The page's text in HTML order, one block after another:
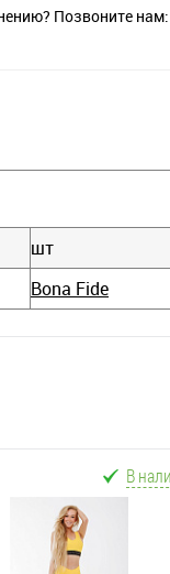
Позвоните нам:
шт
Bona Fide
В